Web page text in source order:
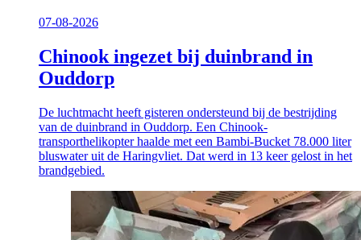
07-08-2026
Chinook ingezet bij duinbrand in
Ouddorp
De luchtmacht heeft gisteren ondersteund bij de bestrijding
van de duinbrand in Ouddorp. Een Chinook-
transporthelikopter haalde met een Bambi-Bucket 78.000 liter
bluswater uit de Haringvliet. Dat werd in 13 keer gelost in het
brandgebied.